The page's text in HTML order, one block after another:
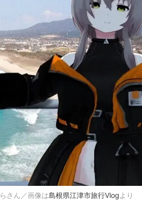
さん／画像は島根県江津市旅行Vlogより